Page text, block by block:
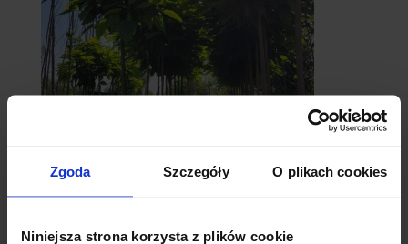
Zgoda Szczegóły O plikach cookies
Niniejsza strona korzysta z plików cookie
- surmie